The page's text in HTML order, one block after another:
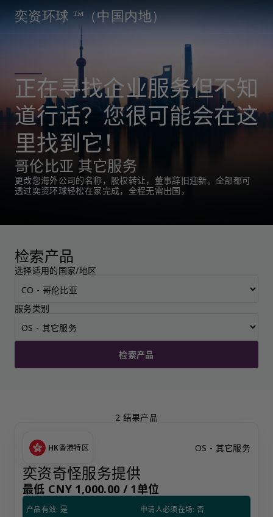
奕资环球 ™（中国内地）
正在寻找企业服务但不知
道行话？您很可能会在这
里找到它！
哥伦比亚 其它服务
更改您海外公司的名称，股权转让，董事辞旧迎新。全部都可
透过奕资环球轻松在家完成，全程无需出国，
检索产品
选择适用的国家/地区
服务类别
检索产品
2 结果产品
HK香港特区 OS - 其它服务
奕资奇怪服务提供
最低 CNY 1,000.00 /1单位
产品有效: 是 申请人必须在场: 否